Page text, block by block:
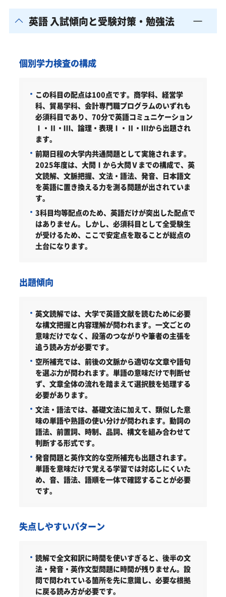
英語 入試傾向と受験対策・勉強法
個別学力検査の構成
この科目の配点は100点です。商学科、経営学
科、貿易学科、会計専門職プログラムのいずれも
必須科目であり、70分で英語コミュニケーション
Ⅰ・Ⅱ・Ⅲ、論理・表現Ⅰ・Ⅱ・Ⅲから出題され
ます。
前期日程の大学内共通問題として実施されます。
2025年度は、大問Ⅰから大問Ⅴまでの構成で、英
文読解、文脈把握、文法・語法、発音、日本語文
を英語に置き換える力を測る問題が出されていま
す。
3科目均等配点のため、英語だけが突出した配点で
はありません。しかし、必須科目として全受験生
が受けるため、ここで安定点を取ることが総点の
土台になります。
出題傾向
英文読解では、大学で英語文献を読むために必要
な構文把握と内容理解が問われます。一文ごとの
意味だけでなく、段落のつながりや筆者の主張を
追う読み方が必要です。
空所補充では、前後の文脈から適切な文章や語句
を選ぶ力が問われます。単語の意味だけで判断せ
ず、文章全体の流れを踏まえて選択肢を処理する
必要があります。
文法・語法では、基礎文法に加えて、類似した意
味の単語や熟語の使い分けが問われます。動詞の
語法、前置詞、時制、品詞、構文を組み合わせて
判断する形式です。
発音問題と英作文的な空所補充も出題されます。
単語を意味だけで覚える学習では対応しにくいた
め、音、語法、語順を一体で確認することが必要
です。
失点しやすいパターン
読解で全文和訳に時間を使いすぎると、後半の文
法・発音・英作文型問題に時間が残りません。設
問で問われている箇所を先に意識し、必要な根拠
に戻る読み方が必要です。